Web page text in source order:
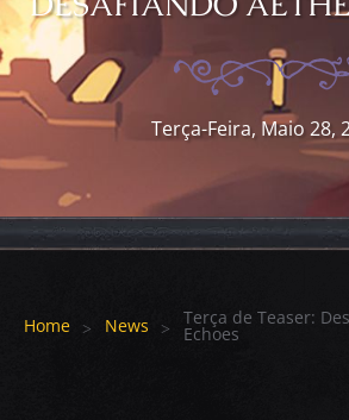
Terça-Feira, Maio 28,
Home News Terça de Teaser:
Echoes